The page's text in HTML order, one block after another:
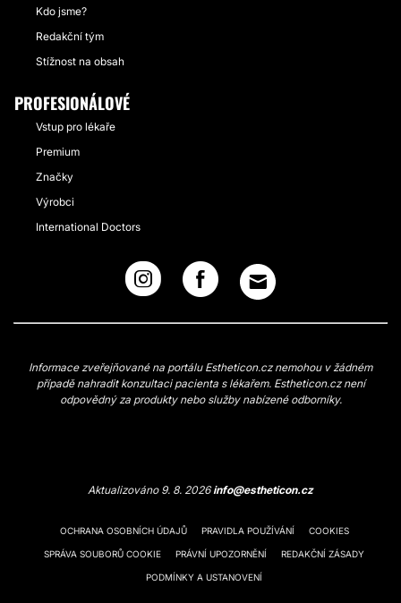
Kdo jsme?
Redakční tým
Stížnost na obsah
PROFESIONÁLOVÉ
Vstup pro lékaře
Premium
Značky
Výrobci
International Doctors
Informace zveřejňované na portálu Estheticon.cz nemohou v žádném
případě nahradit konzultaci pacienta s lékařem. Estheticon.cz není
odpovědný za produkty nebo služby nabízené odborníky.
Aktualizováno 9. 8. 2026info@estheticon.cz
OCHRANA OSOBNÍCH ÚDAJŮ PRAVIDLA POUŽÍVÁNÍ COOKIES
SPRÁVA SOUBORŮ COOKIE PRÁVNÍ UPOZORNĚNÍ REDAKČNÍ ZÁSADY
PODMÍNKY A USTANOVENÍ